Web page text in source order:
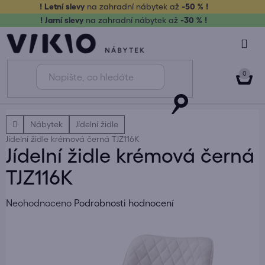
obsah
! Letní slevy na zahradní nábytek až-50 % !
! Jarní slevy na zahradní nábytek až -30 % !
DomůNábytek
Jídelní židle
Jídelní židle krémová černá TJZ116K
Jídelní židle krémová černá
TJZ116K
Průměrné
Neohodnoceno Podrobnosti hodnocení